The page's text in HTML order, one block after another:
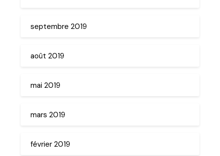
septembre 2019
août 2019
mai 2019
mars 2019
février 2019